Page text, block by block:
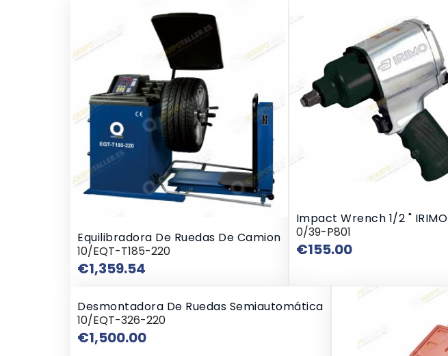
Equilibradora De Ruedas De Camion
10/EQT-T185-220
€1,359.54
Impact Wrench 1/2 " IRIMO
0/39-P801
€155.00Price
Desmontadora De Ruedas Semiautomática
10/EQT-326-220
€1,500.00Price